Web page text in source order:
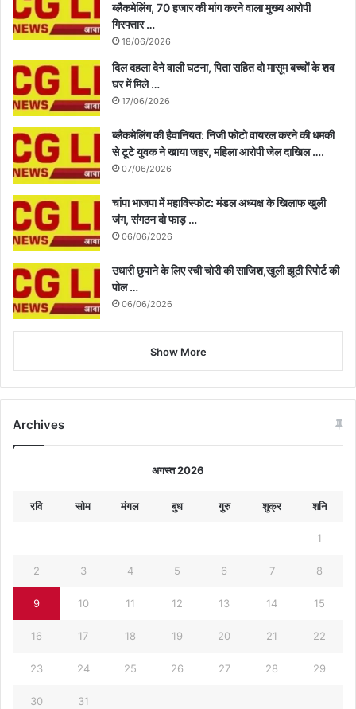
ब्लैकमेलिंग, 70 हजार की मांग करने वाला मुख्य आरोपी
गिरफ्तार …
18/06/2026
दिल दहला देने वाली घटना, पिता सहित दो मासूम बच्चों के शव
घर में मिले …
17/06/2026
ब्लैकमेलिंग की हैवानियत: निजी फोटो वायरल करने की धमकी
से टूटे युवक ने खाया जहर, महिला आरोपी जेल दाखिल ….
07/06/2026
चांपा भाजपा में महाविस्फोट: मंडल अध्यक्ष के खिलाफ खुली
जंग, संगठन दो फाड़ …
06/06/2026
उधारी छुपाने के लिए रची चोरी की साजिश,खुली झूठी रिपोर्ट की
पोल …
06/06/2026
Show More
Archives
अगस्त 2026
रवि सोम मंगल बुध गुरु शुक्र शनि
1
2 3 4 5 6 7 8
9 10 11 12 13 14 15
16 17 18 19 20 21 22
23 24 25 26 27 28 29
30 31